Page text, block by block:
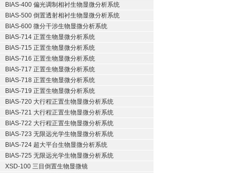
BIAS-400 偏光调制相衬生物显微分析系统
BIAS-500 倒置透射相衬生物显微分析系统
BIAS-600 微分干涉生物显微分析系统
BIAS-714 正置生物显微分析系统
BIAS-715 正置生物显微分析系统
BIAS-716 正置生物显微分析系统
BIAS-717 正置生物显微分析系统
BIAS-718 正置生物显微分析系统
BIAS-719 正置生物显微分析系统
BIAS-720 大行程正置生物显微分析系统
BIAS-721 大行程正置生物显微分析系统
BIAS-722 大行程正置生物显微分析系统
BIAS-723 无限远光学生物显微分析系统
BIAS-724 超大平台生物显微分析系统
BIAS-725 无限远光学生物显微分析系统
XSD-100 三目倒置生物显微镜